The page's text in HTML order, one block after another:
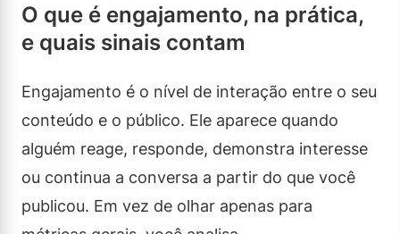
O que é engajamento, na prática,
e quais sinais contam
Engajamento é o nível de interação entre o seu
conteúdo e o público. Ele aparece quando
alguém reage, responde, demonstra interesse
ou continua a conversa a partir do que você
publicou. Em vez de olhar apenas para